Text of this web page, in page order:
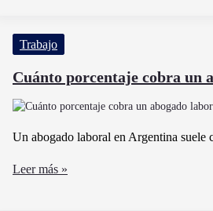
entre
enajenación
de
muebles
y
de
Trabajo
Cuánto porcentaje cobra un
Un abogado laboral en Argentina suele
Cuánto
Leer más »